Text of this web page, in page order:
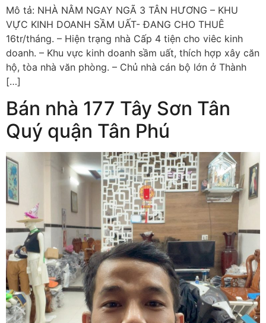
Mô tả: NHÀ NẰM NGAY NGÃ 3 TÂN HƯƠNG – KHU
VỰC KINH DOANH SẦM UẤT- ĐANG CHO THUÊ
16tr/tháng. – Hiện trạng nhà Cấp 4 tiện cho viêc kinh
doanh. – Khu vực kinh doanh sầm uất, thích hợp xây căn
hộ, tòa nhà văn phòng. – Chủ nhà cán bộ lớn ở Thành
[…]
Bán nhà 177 Tây Sơn Tân
Quý quận Tân Phú